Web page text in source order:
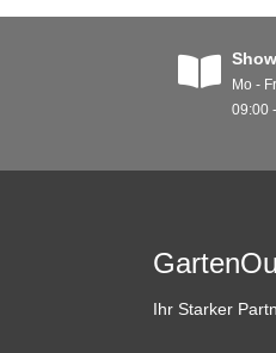
Mo -
09:00
Ihr Starker